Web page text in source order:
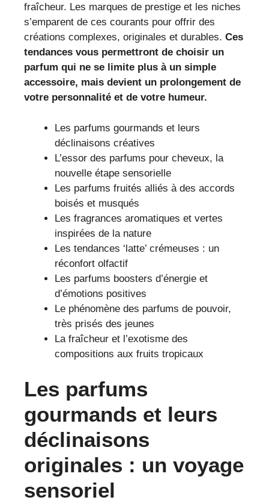
fraîcheur. Les marques de prestige et les niches
s’emparent de ces courants pour offrir des
créations complexes, originales et durables. Ces
tendances vous permettront de choisir un
parfum qui ne se limite plus à un simple
accessoire, mais devient un prolongement de
votre personnalité et de votre humeur.
Les parfums gourmands et leurs
déclinaisons créatives
L’essor des parfums pour cheveux, la
nouvelle étape sensorielle
Les parfums fruités alliés à des accords
boisés et musqués
Les fragrances aromatiques et vertes
inspirées de la nature
Les tendances ‘latte’ crémeuses : un
réconfort olfactif
Les parfums boosters d’énergie et
d’émotions positives
Le phénomène des parfums de pouvoir,
très prisés des jeunes
La fraîcheur et l’exotisme des
compositions aux fruits tropicaux
Les parfums
gourmands et leurs
déclinaisons
originales : un voyage
sensoriel